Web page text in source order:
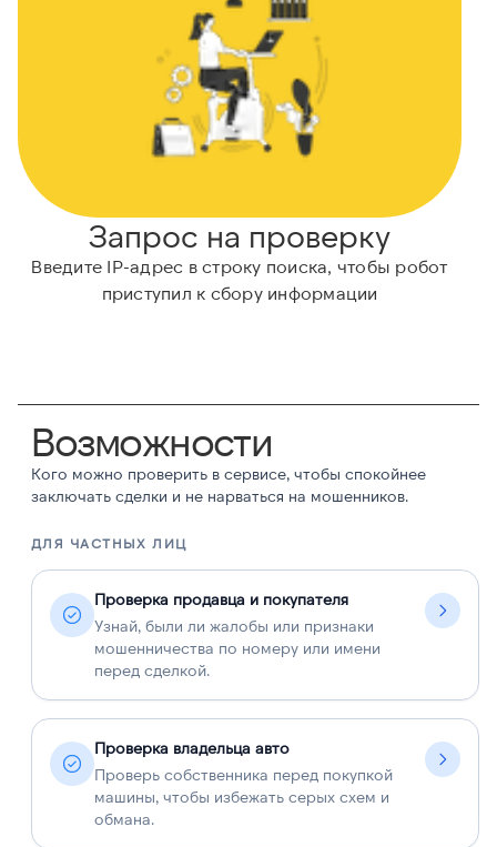
Запрос на проверку
Введите IP-адрес в строку поиска, чтобы робот
приступил к сбору информации
Возможности
Кого можно проверить в сервисе, чтобы спокойнее
заключать сделки и не нарваться на мошенников.
ДЛЯ ЧАСТНЫХ ЛИЦ
Проверка продавца и покупателя
Узнай, были ли жалобы или признаки
мошенничества по номеру или имени
перед сделкой.
Проверка владельца авто
Проверь собственника перед покупкой
машины, чтобы избежать серых схем и
обмана.